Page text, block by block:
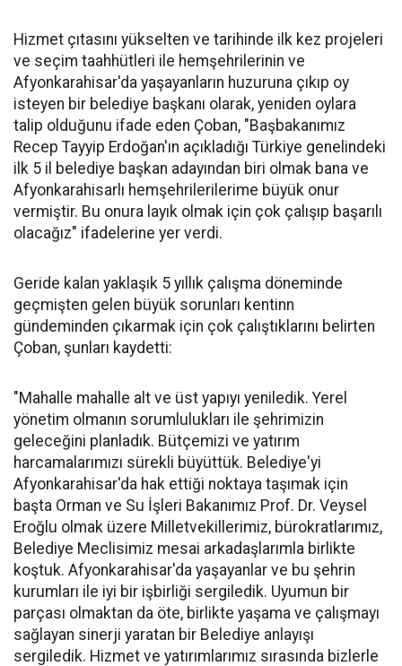
Hizmet çıtasını yükselten ve tarihinde ilk kez projeleri
ve seçim taahhütleri ile hemşehrilerinin ve
Afyonkarahisar'da yaşayanların huzuruna çıkıp oy
isteyen bir belediye başkanı olarak, yeniden oylara
talip olduğunu ifade eden Çoban, "Başbakanımız
Recep Tayyip Erdoğan'ın açıkladığı Türkiye genelindeki
ilk 5 il belediye başkan adayından biri olmak bana ve
Afyonkarahisarlı hemşehrilerilerime büyük onur
vermiştir. Bu onura layık olmak için çok çalışıp başarılı
olacağız" ifadelerine yer verdi.
Geride kalan yaklaşık 5 yıllık çalışma döneminde
geçmişten gelen büyük sorunları kentinn
gündeminden çıkarmak için çok çalıştıklarını belirten
Çoban, şunları kaydetti:
"Mahalle mahalle alt ve üst yapıyı yeniledik. Yerel
yönetim olmanın sorumlulukları ile şehrimizin
geleceğini planladık. Bütçemizi ve yatırım
harcamalarımızı sürekli büyüttük. Belediye'yi
Afyonkarahisar'da hak ettiği noktaya taşımak için
başta Orman ve Su İşleri Bakanımız Prof. Dr. Veysel
Eroğlu olmak üzere Milletvekillerimiz, bürokratlarımız,
Belediye Meclisimiz mesai arkadaşlarımla birlikte
koştuk. Afyonkarahisar'da yaşayanlar ve bu şehrin
kurumları ile iyi bir işbirliği sergiledik. Uyumun bir
parçası olmaktan da öte, birlikte yaşama ve çalışmayı
sağlayan sinerji yaratan bir Belediye anlayışı
sergiledik. Hizmet ve yatırımlarımız sırasında bizlerle